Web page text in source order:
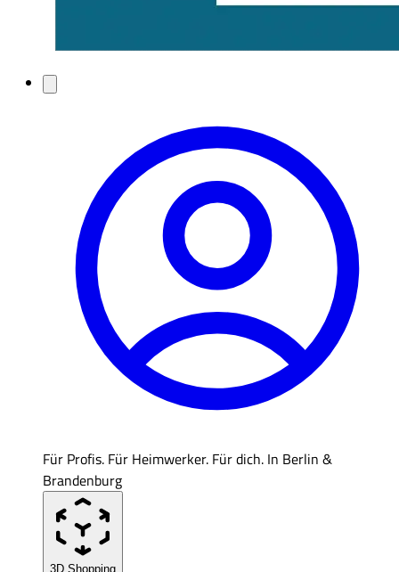
Für Profis. Für Heimwerker. Für dich. In Berlin &
Brandenburg
3D Shopping